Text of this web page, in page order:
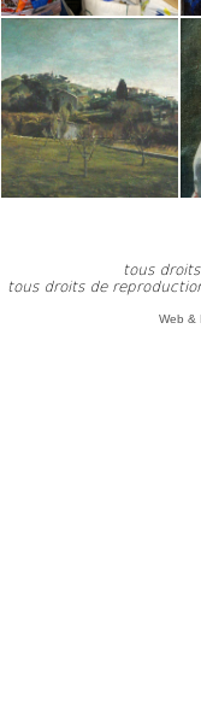
tous
tous droits de
Web &